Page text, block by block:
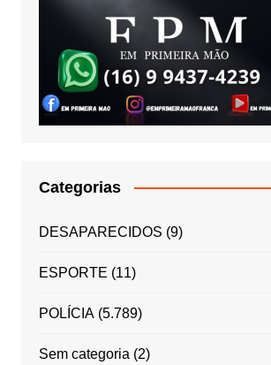
Categorias
DESAPARECIDOS (9)
ESPORTE (11)
POLÍCIA(5.789)
Sem categoria (2)